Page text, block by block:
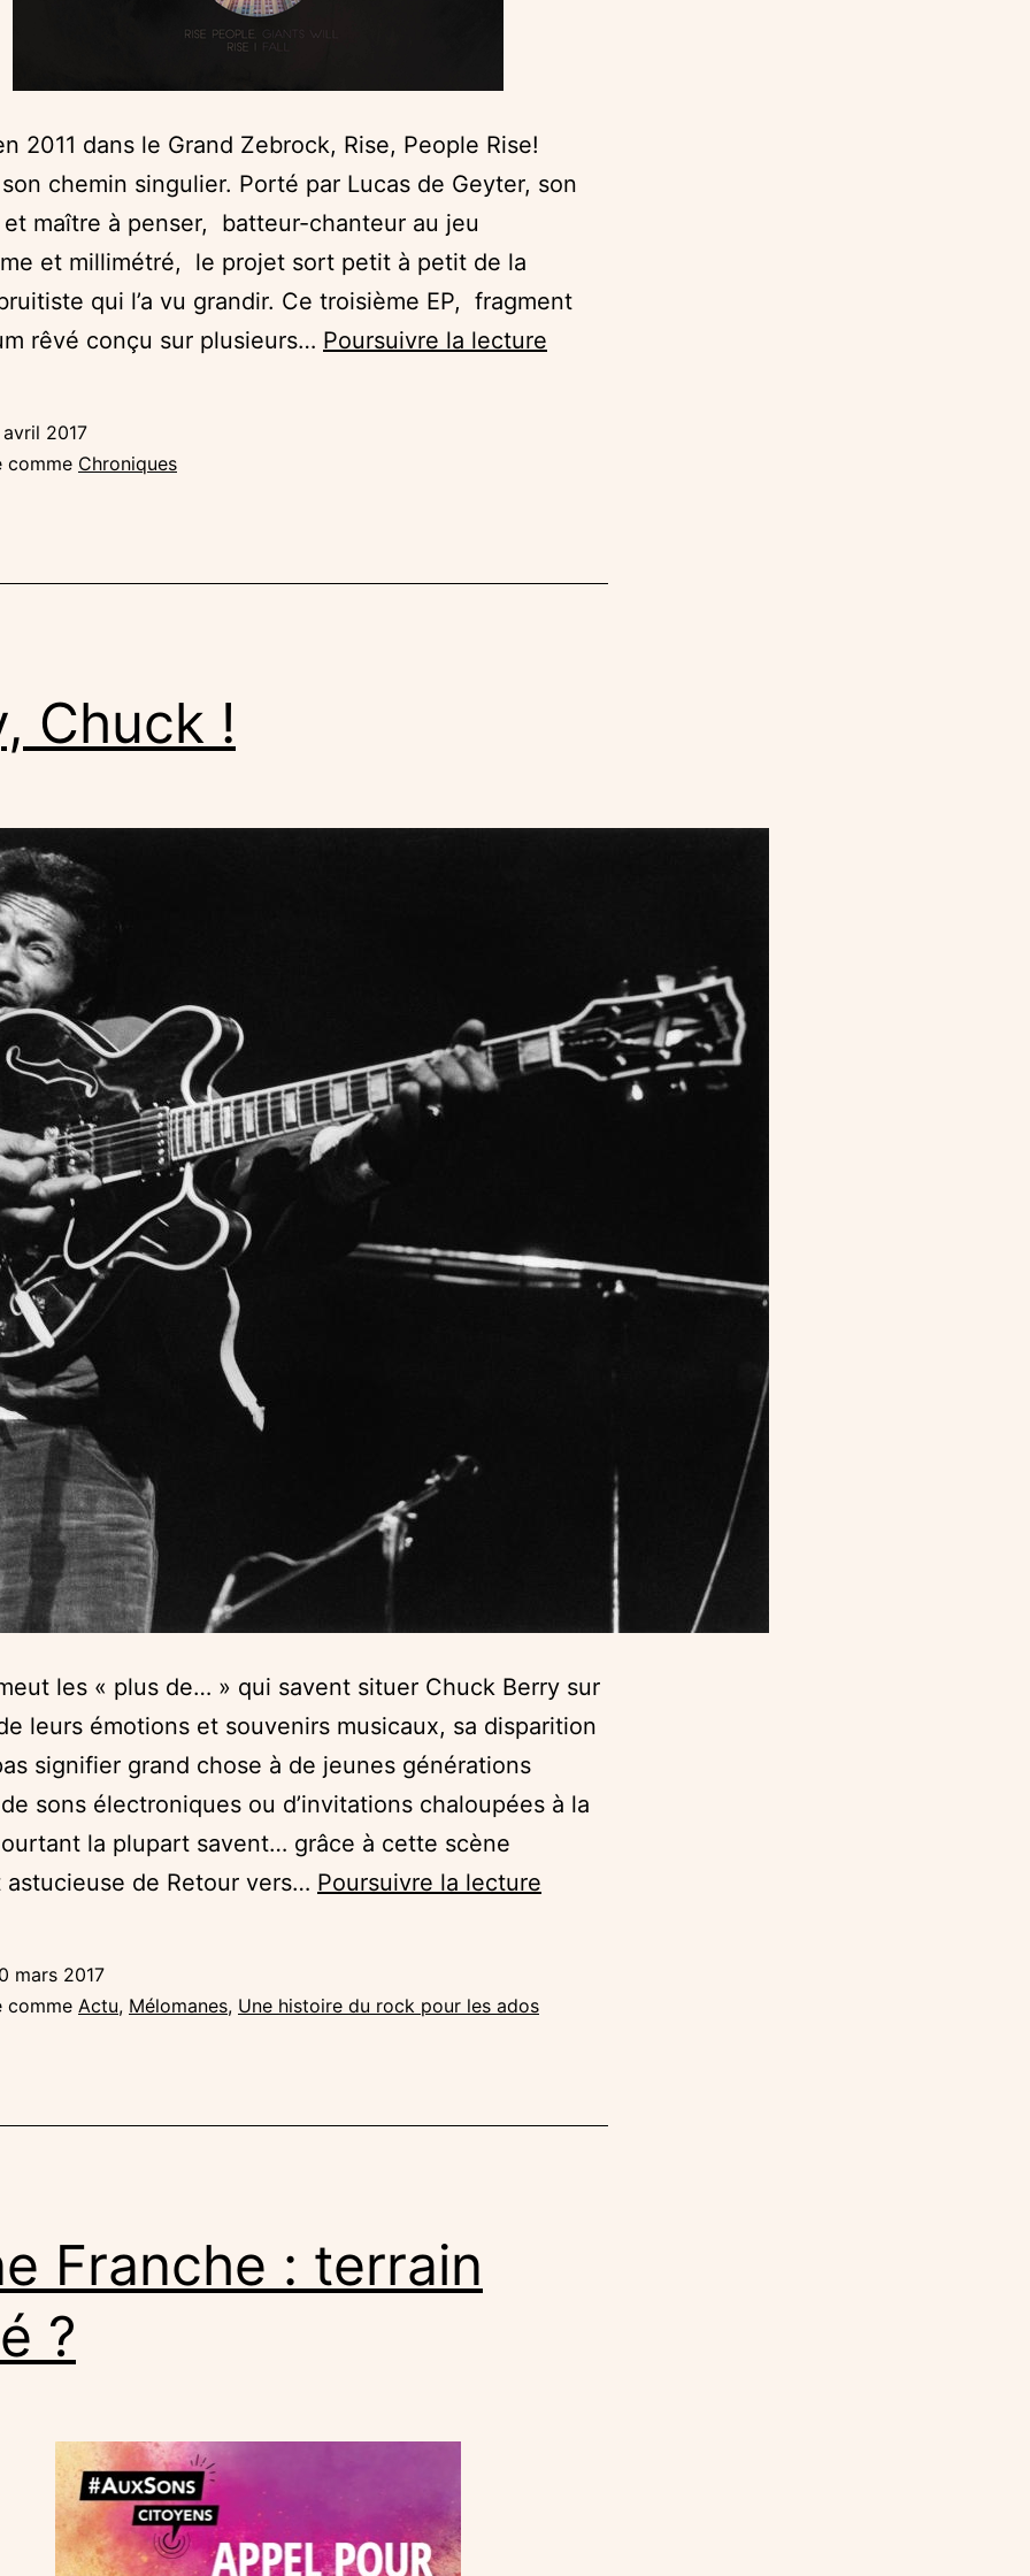
2011 dans le Grand Zebrock, Rise, People Rise!
chemin singulier. Porté par Lucas de Geyter, son
maître à penser, batteur-chanteur au jeu
et millimétré, le projet sort petit à petit de la
qui l’a vu grandir. Ce troisième EP, fragment
rêvé conçu sur plusieurs… Poursuivre la lecture
2017
comme Chroniques
Chuck !
les « plus de… » qui savent situer Chuck Berry sur
leurs émotions et souvenirs musicaux, sa disparition
signifier grand chose à de jeunes générations
sons électroniques ou d’invitations chaloupées à la
la plupart savent… grâce à cette scène
astucieuse de Retour vers… Poursuivre la lecture
mars 2017
comme Actu, Mélomanes, Une histoire du rock pour les ados
Franche : terrain
?